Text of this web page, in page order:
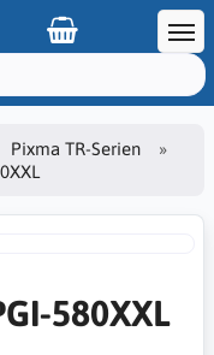
Pixma TR-Serien
580XXL